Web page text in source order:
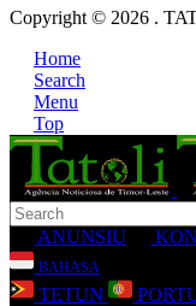
Copyright © 2026 .
Home
Search
Menu
Top
ANUNSIU
BAHASA
TETUN